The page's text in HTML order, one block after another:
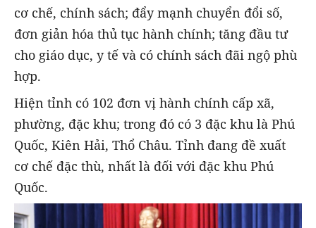
cơ chế, chính sách; đẩy mạnh chuyển đổi số,
đơn giản hóa thủ tục hành chính; tăng đầu tư
cho giáo dục, y tế và có chính sách đãi ngộ phù
hợp.
Hiện tỉnh có 102 đơn vị hành chính cấp xã,
phường, đặc khu; trong đó có 3 đặc khu là Phú
Quốc, Kiên Hải, Thổ Châu. Tỉnh đang đề xuất
cơ chế đặc thù, nhất là đối với đặc khu Phú
Quốc.